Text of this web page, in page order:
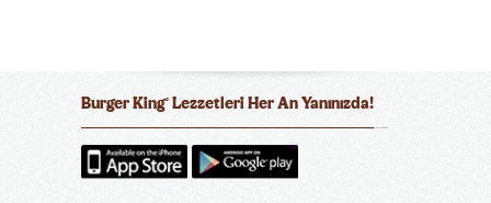
Burger King® Lezzetleri Her An Yanınızda!